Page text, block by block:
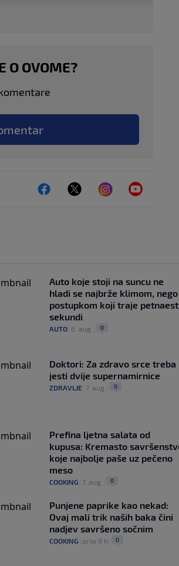
O OVOME?
Auto koje stoji na suncu ne
hladi se najbrže klimom, nego
postupkom koji traje petnaest
sekundi
AUTO| 6. aug. 0
Doktori: Za zdravo srce treba
jesti dvije supernamirnice
ZDRAVLJE| 7. aug. 0
Prefina ljetna salata od
kupusa: Kremasto
koje najbolje paše uz pečeno
meso
COOKING 7. aug. 0
Punjene paprike kao nekad:
Ovaj mali trik naših baka čini
nadjev savršeno sočnim
COOKING prije 9 h 0